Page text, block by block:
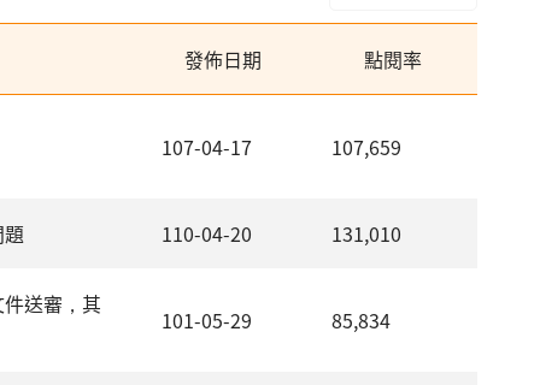
發佈日期 點閱率
107-04-17 107,659
110-04-20 131,010
送審，其
101-05-29 85,834